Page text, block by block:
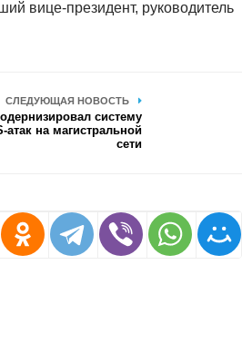
вице-президент, руководитель
СЛЕДУЮЩАЯ НОВОСТЬ
систему
атак на магистральной
сети